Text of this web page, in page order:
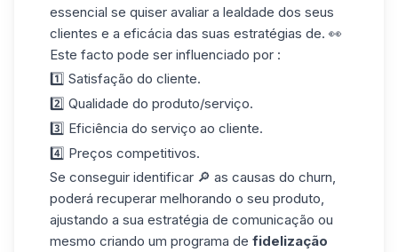
essencial se quiser avaliar a lealdade dos seus
clientes e a eficácia das suas estratégias de. 👀
Este facto pode ser influenciado por :
1️⃣ Satisfação do cliente.
2️⃣ Qualidade do produto/serviço.
3️⃣ Eficiência do serviço ao cliente.
4️⃣ Preços competitivos.
Se conseguir identificar 🔎 as causas do churn,
poderá recuperar melhorando o seu produto,
ajustando a sua estratégia de comunicação ou
mesmo criando um programa de fidelização